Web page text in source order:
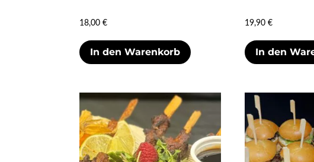
18,00€
In den Warenkorb
19,90€
In den